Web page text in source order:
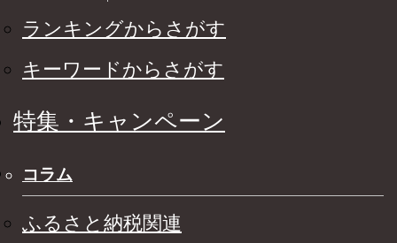
ランキングからさがす
キーワードからさがす
特集・キャンペーン
コラム
ふるさと納税関連